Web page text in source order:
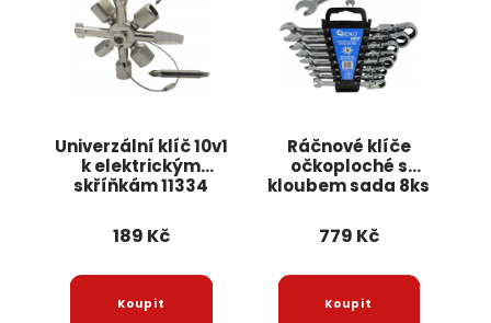
Univerzální klíč 10v1
k elektrickým
skříňkám 11334
189 Kč
Ráčnové klíče
očkoploché s
kloubem sada 8ks
GEKO
779 Kč